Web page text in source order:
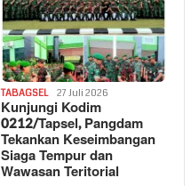
TABAGSEL 27 Juli 2026
Kunjungi Kodim
0212/Tapsel, Pangdam
Tekankan Keseimbangan
Siaga Tempur dan
Wawasan Teritorial